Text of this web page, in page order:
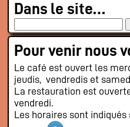
Dans le site…
Pour venir nous
Le café est ouvert les
jeudis, vendredis et
La restauration est
vendredi.
Les horaires sont indiqués